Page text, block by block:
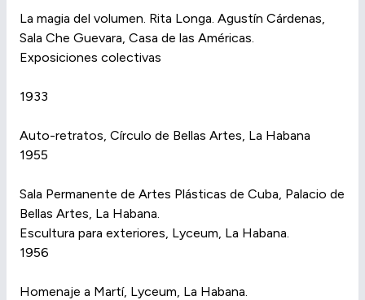
La magia del volumen. Rita Longa. Agustín Cárdenas,
Sala Che Guevara, Casa de las Américas.
Exposiciones colectivas
1933
Auto-retratos, Círculo de Bellas Artes, La Habana
1955
Sala Permanente de Artes Plásticas de Cuba, Palacio de
Bellas Artes, La Habana.
Escultura para exteriores, Lyceum, La Habana.
1956
Homenaje a Martí, Lyceum, La Habana.